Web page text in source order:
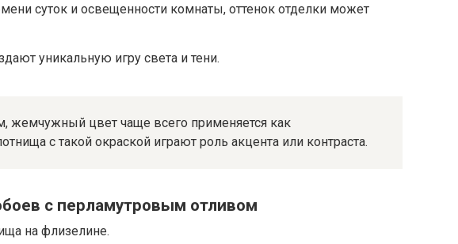
суток и освещенности комнаты, оттенок отделки может
уникальную игру света и тени.
жемчужный цвет чаще всего применяется как
с такой окраской играют роль акцента или контраста.
с перламутровым отливом